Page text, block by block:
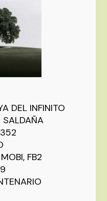
DEL INFINITO
SALDAÑA
FB2